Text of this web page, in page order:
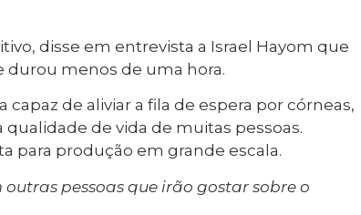
disse em entrevista a Israel Hayom que
durou menos de uma hora.
de aliviar a fila de espera por córneas,
de vida de muitas pessoas.
para produção em grande escala.
pessoas que irão gostar sobre o